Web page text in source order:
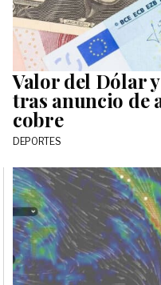
Valor del Dólar
tras anuncio de
cobre
DEPORTES